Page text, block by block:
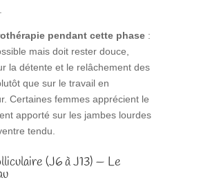
pendant cette phase:
mais doit rester douce,
la détente et le relâchement des
que sur le travail en
Certaines femmes apprécient le
apporté sur les jambes lourdes
tendu.
(J6 à J13) — Le